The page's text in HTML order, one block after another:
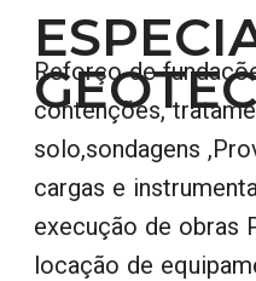
Reforço de
contenções,
solo,sondagens
cargas e
execução de obras
locação de